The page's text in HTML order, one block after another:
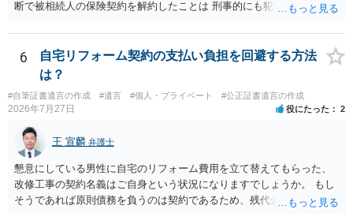
断で被相続人の保険契約を解約したことは 刑事的にも犯罪となる可能
された書類のコピーを取得して、弁護士に面談で詳しい事情を話して
相談 されたら良いと思います。
6
自宅リフォーム契約の支払い負担を回避する方法
は？
#自筆証書遺言の作成 #遺言 #個人・プライベート #公正証書遺言の作成
2026年7月27日 役にたった 2
王 宣麟 弁護士
懇意にしている男性に自宅のリフォーム費用を立て替えてもらった、
改修工事の契約名義はご自身という状況になりますでしょうか。 もし
そうであれば原則債務を負うのは契約であるため、残代金を捻出して